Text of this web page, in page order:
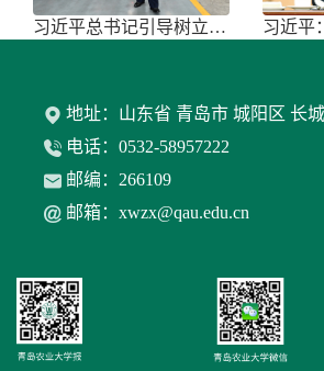
习近平总书记引导树立和践行正确政绩
地址：山东省 青岛市 城阳区 长
电话：0532-58957222
邮编：266109
邮箱：xwzx@qau.edu.cn